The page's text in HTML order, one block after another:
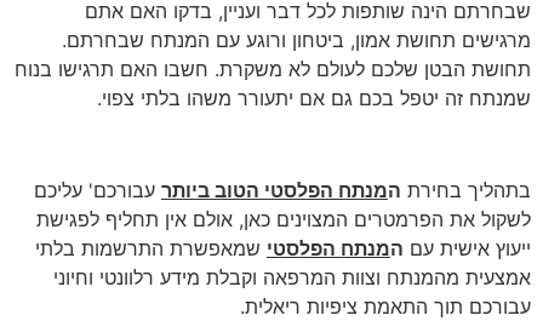
שבחרתם הינה שותפות לכל דבר ועניין, בדקו האם אתם
מרגישים תחושת אמון, ביטחון ורוגע עם המנתח שבחרתם.
תחושת הבטן שלכם לעולם לא משקרת. חשבו האם תרגישו בנוח
שמנתח זה יטפל בכם גם אם יתעורר משהו בלתי צפוי.
בתהליך בחירת המנתח הפלסטי הטוב ביותר עבורכם' עליכם
לשקול את הפרמטרים המצוינים כאן, אולם אין תחליף לפגישת
ייעוץ אישית עם המנתח הפלסטי שמאפשרת התרשמות בלתי
אמצעית מהמנתח וצוות המרפאה וקבלת מידע רלוונטי וחיוני
עבורכם תוך התאמת ציפיות ריאלית.